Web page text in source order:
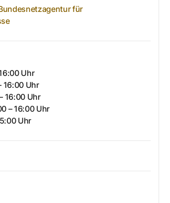
für
Uhr
16:00 Uhr
16:00 Uhr
– 16:00 Uhr
Uhr